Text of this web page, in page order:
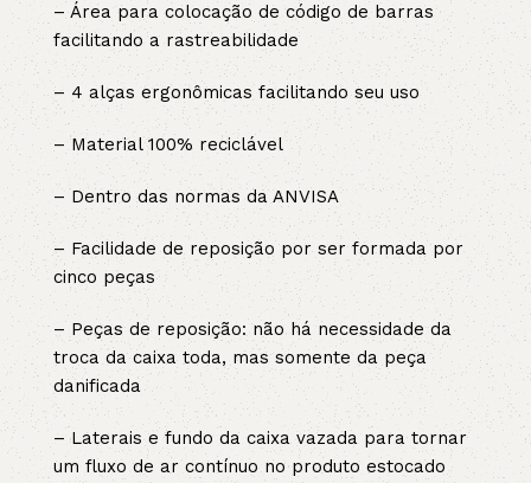
– Área para colocação de código de barras
facilitando a rastreabilidade
– 4 alças ergonômicas facilitando seu uso
– Material 100% reciclável
– Dentro das normas da ANVISA
– Facilidade de reposição por ser formada por
cinco peças
– Peças de reposição: não há necessidade da
troca da caixa toda, mas somente da peça
danificada
– Laterais e fundo da caixa vazada para tornar
um fluxo de ar contínuo no produto estocado